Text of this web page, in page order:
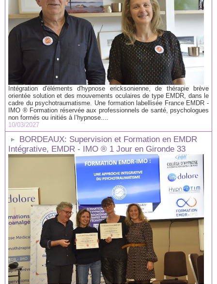
Intégration d'éléments d'hypnose ericksonienne, de thérapie brève
orientée solution et des mouvements oculaires de type EMDR, dans le
cadre du psychotraumatisme. Une formation labellisée France EMDR -
IMO ® Formation réservée aux professionnels de santé, psychologues
non formés ou initiés à l’hypnose....
10/03/2027
BORDEAUX: Supervision et Formation en EMDR
Intégrative, EMDR - IMO ® 1 Jour en Gironde 33